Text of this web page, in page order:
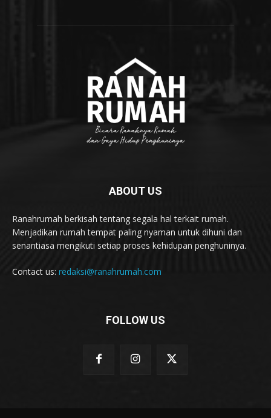
ABOUT US
Ranahrumah berkisah tentang segala hal terkait rumah.
Menjadikan rumah tempat paling nyaman untuk dihuni dan
senantiasa mengikuti setiap proses kehidupan penghuninya.
Contact us: redaksi@ranahrumah.com
FOLLOW US